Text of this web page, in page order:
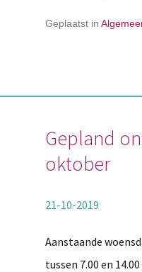
Geplaatst in
Gepland
oktober
21-10-2019
Aanstaande
tussen 7.00 en